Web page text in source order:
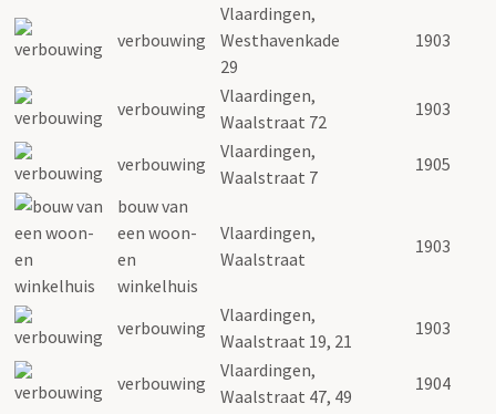
verbouwing
Vlaardingen,
Westhavenkade
29
1903
verbouwing
Vlaardingen,
Waalstraat 72
1903
verbouwing
Vlaardingen,
Waalstraat 7
1905
bouw van
een woon-
en
winkelhuis
Vlaardingen,
Waalstraat
1903
verbouwing
Vlaardingen,
Waalstraat 19, 21
1903
verbouwing
Vlaardingen,
Waalstraat 47, 49
1904